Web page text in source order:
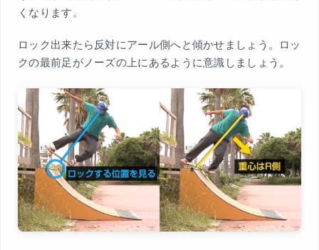
くなります。
ロック出来たら反対にアール側へと傾かせましょう。ロッ
クの最前足がノーズの上にあるように意識しましょう。